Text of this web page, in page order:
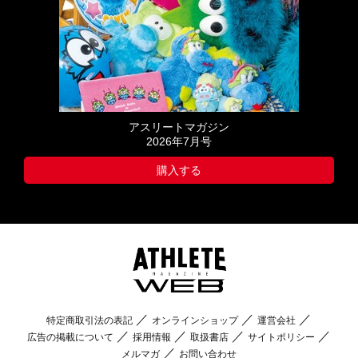
アスリートマガジン
2026年7月号
購入する
特定商取引法の表記 オンラインショップ
運営会社
広告の掲載について
採用情報 取扱書店
サイトポリシー
メルマガ
お問い合わせ